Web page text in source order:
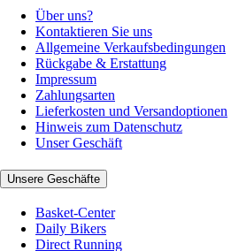
Über uns?
Kontaktieren Sie uns
Allgemeine Verkaufsbedingungen
Rückgabe & Erstattung
Impressum
Zahlungsarten
Lieferkosten und Versandoptionen
Hinweis zum Datenschutz
Unser Geschäft
Unsere Geschäfte
Basket-Center
Daily Bikers
Direct Running